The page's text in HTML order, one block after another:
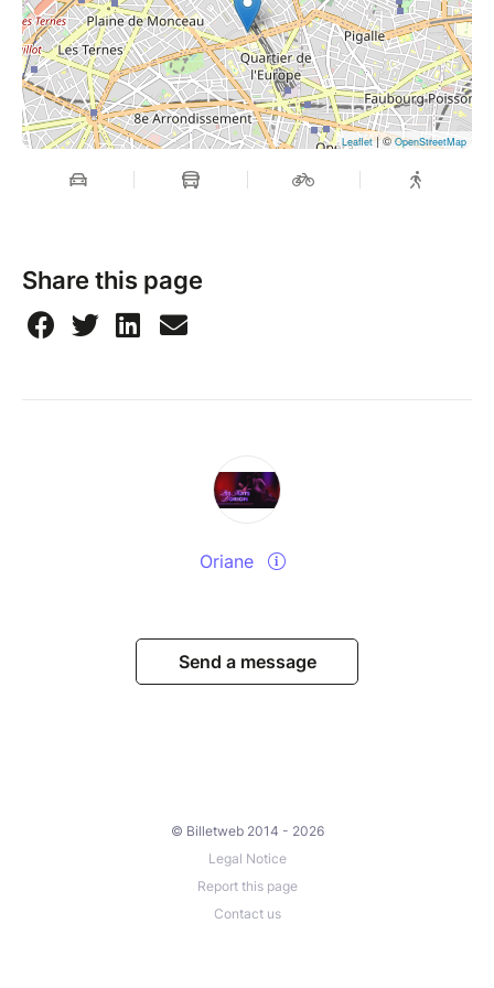
ces expériences habituellement solitaires et
dissimulées. Chaque tableau y incarne un voyage
entre le visible et l’invisible, dévoilant les secrets qui
nous animent.
Oserez-vous plonger dans le trouble ?
Leaflet| ©OpenStreetMap
Share this page
Oriane
Send a message
© Billetweb 2014 - 2026
Legal Notice
Report this page
Contact us